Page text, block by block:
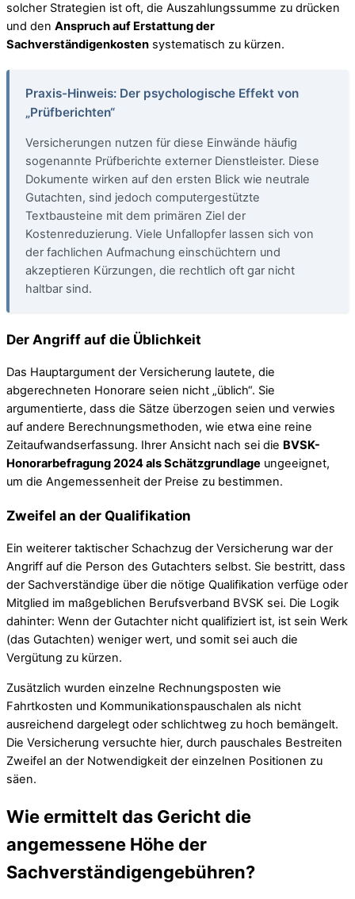
solcher Strategien ist oft, die Auszahlungssumme zu drücken
und den Anspruch auf Erstattung der
Sachverständigenkosten systematisch zu kürzen.
Praxis-Hinweis: Der psychologische Effekt von
„Prüfberichten“
Versicherungen nutzen für diese Einwände häufig
sogenannte Prüfberichte externer Dienstleister. Diese
Dokumente wirken auf den ersten Blick wie neutrale
Gutachten, sind jedoch computergestützte
Textbausteine mit dem primären Ziel der
Kostenreduzierung. Viele Unfallopfer lassen sich von
der fachlichen Aufmachung einschüchtern und
akzeptieren Kürzungen, die rechtlich oft gar nicht
haltbar sind.
Der Angriff auf die Üblichkeit
Das Hauptargument der Versicherung lautete, die
abgerechneten Honorare seien nicht „üblich“. Sie
argumentierte, dass die Sätze überzogen seien und verwies
auf andere Berechnungsmethoden, wie etwa eine reine
Zeitaufwandserfassung. Ihrer Ansicht nach sei die BVSK-
Honorarbefragung 2024 als Schätzgrundlage ungeeignet,
um die Angemessenheit der Preise zu bestimmen.
Zweifel an der Qualifikation
Ein weiterer taktischer Schachzug der Versicherung war der
Angriff auf die Person des Gutachters selbst. Sie bestritt, dass
der Sachverständige über die nötige Qualifikation verfüge oder
Mitglied im maßgeblichen Berufsverband BVSK sei. Die Logik
dahinter: Wenn der Gutachter nicht qualifiziert ist, ist sein Werk
(das Gutachten) weniger wert, und somit sei auch die
Vergütung zu kürzen.
Zusätzlich wurden einzelne Rechnungsposten wie
Fahrtkosten und Kommunikationspauschalen als nicht
ausreichend dargelegt oder schlichtweg zu hoch bemängelt.
Die Versicherung versuchte hier, durch pauschales Bestreiten
Zweifel an der Notwendigkeit der einzelnen Positionen zu
säen.
Wie ermittelt das Gericht die
angemessene Höhe der
Sachverständigengebühren?